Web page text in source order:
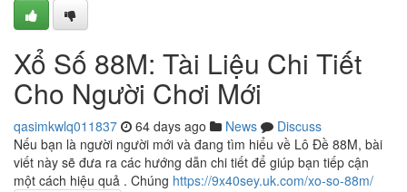
Xổ Số 88M: Tài Liệu Chi Tiết
Cho Người Chơi Mới
qasimkwlq011837 64 days ago News
Discuss
Nếu bạn là người người mới và đang tìm hiểu về Lô Đề 88M, bài
viết này sẽ đưa ra các hướng dẫn chi tiết để giúp bạn tiếp cận
một cách hiệu quả . Chúng https://9x40sey.uk.com/xo-so-88m/